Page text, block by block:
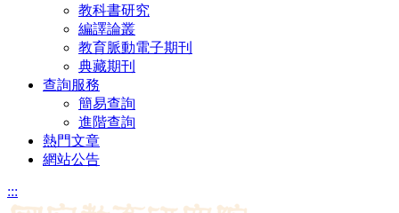
教科書研究
編譯論叢
教育脈動電子期刊
典藏期刊
查詢服務
簡易查詢
進階查詢
熱門文章
網站公告
:::